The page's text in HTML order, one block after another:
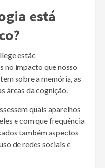
está
estão
​​no impacto que nosso
sobre a memória, as
áreas da cognição.
quais aparelhos
e com que frequência
também aspectos
de redes sociais e